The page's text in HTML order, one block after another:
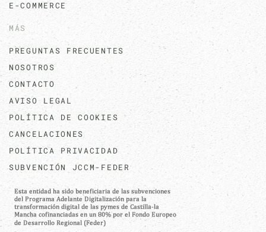
E-COMMERCE
MÁS
PREGUNTAS FRECUENTES
NOSOTROS
CONTACTO
AVISO LEGAL
POLÍTICA DE COOKIES
CANCELACIONES
POLÍTICA PRIVACIDAD
SUBVENCIÓN JCCM-FEDER